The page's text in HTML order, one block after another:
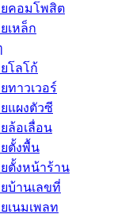
คอมโพสิต
เหล็ก
โลโก้
ทาวเวอร์
แผงตัวซี
ล้อเลื่อน
ตั้งพื้น
ตั้งหน้าร้าน
บ้านเลขที่
เนมเพลท